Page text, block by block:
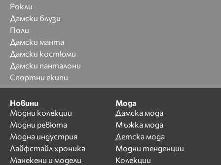
Рокли
Дамски блузи
Поли
Дамски манта
Дамски костюми
Дамски панталони
Спортни екипи
Новини
Модни колекции
Модни ревюта
Модна индустрия
Лайфстайл хроника
Манекени и модели
Мода
Дамска мода
Мъжка мода
Детска мода
Модни тенденции
Колекции